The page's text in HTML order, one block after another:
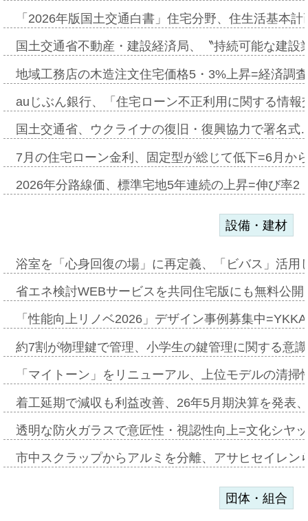
「2026年版国土交通白書」住宅分野、住生活基本
国土交通省不動産・建設経済局、〝持続可能な建
地域工務店の木造注文住宅価格5・3%上昇=経済調
auじぶん銀行、「住宅ローン不正利用に関する情
国土交通省、ウクライナの復旧・復興協力で署名
7月の住宅ローン金利、固定型が総じて低下=6月か
2026年分路線価、標準宅地5年連続の上昇=伸び率
設備・建材
浴室を「心身回復の場」に再定義、「ビバス」活
省エネ検討WEBサービスを共同住宅版にも無料公
「性能向上リノベ2026」デザイン事例募集中
約7割が物理鍵で管理、小学生の鍵管理に関する意
「マイトーン」をリニューアル、上位モデルの清
着工延期で減収も利益改善、26年5月期決算を発表
透明な防火ガラスで意匠性・視認性向上=文化シヤ
市中スクラップからアルミを分離、アサヒセイレ
団体・組合